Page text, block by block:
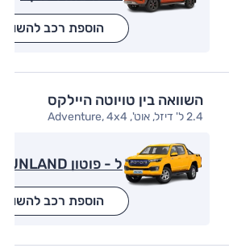
הוספת רכב להשוואה
השוואה בין טויוטה היילקס
2.4 ל' דיזל, אוט', Adventure, 4x4
ל - פוטון eTUNLAND
הוספת רכב להשוואה